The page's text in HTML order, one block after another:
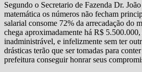
Segundo o Secretario de Fazenda Dr.
matemática os números não fecham
salarial consome 72% da arrecadação do
chega aproximadamente há R$
inadministrável, e infelizmente sem ter
drásticas terão que ser tomadas para
prefeitura conseguir honrar seus